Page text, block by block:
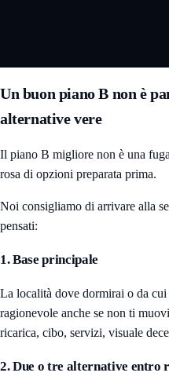
Un buon piano B non è
alternative vere
Il piano B migliore non è una
rosa di opzioni preparata prima.
Noi consigliamo di arrivare alla
pensati:
1. Base principale
La località dove dormirai o da cui
ragionevole anche se non ti
ricarica, cibo, servizi, visuale
2. Due o tre alternative entro